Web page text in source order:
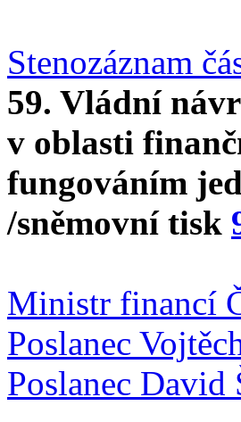
Stenozáznam
59. Vládní
v oblasti
fungováním
/sněmovní tisk
Ministr financí
Poslanec
Poslanec David